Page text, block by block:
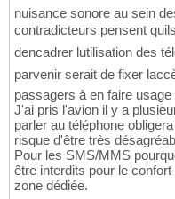
nuisance sonore au sein
contradicteurs pensent
dencadrer lutilisation des
parvenir serait de fixer
passagers à en faire
J'ai pris l'avion il y a
parler au téléphone
risque d'être très
Pour les SMS/MMS
être interdits pour le
zone dédiée.